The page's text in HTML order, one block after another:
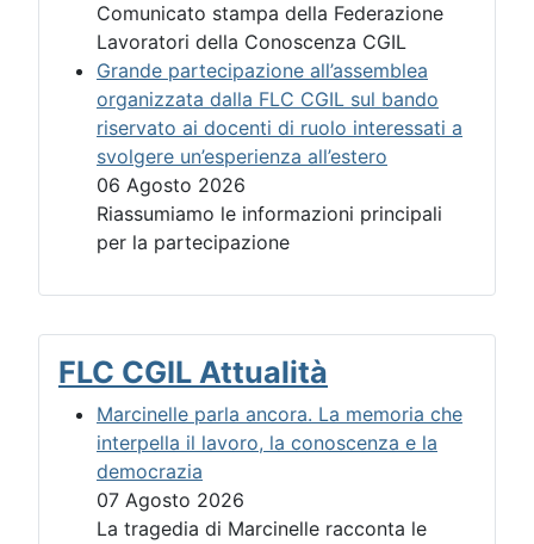
FLC CGIL Attualità
Marcinelle parla ancora. La memoria che
interpella il lavoro, la conoscenza e la
democrazia
07 Agosto 2026
La tragedia di Marcinelle racconta le
Comunicato stampa della Federazione
Lavoratori della Conoscenza CGIL
Grande partecipazione all’assemblea
organizzata dalla FLC CGIL sul bando
riservato ai docenti di ruolo interessati a
svolgere un’esperienza all’estero
06 Agosto 2026
Riassumiamo le informazioni principali
per la partecipazione